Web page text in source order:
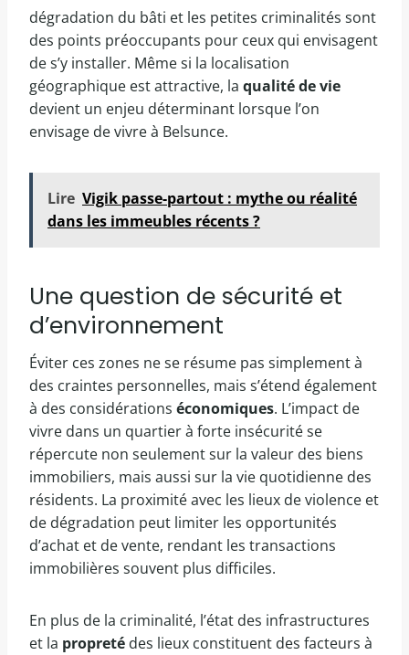
dégradation du bâti et les petites criminalités sont
des points préoccupants pour ceux qui envisagent
de s’y installer. Même si la localisation
géographique est attractive, la qualité de vie
devient un enjeu déterminant lorsque l’on
envisage de vivre à Belsunce.
Lire Vigik passe-partout : mythe ou réalité
dans les immeubles récents ?
Une question de sécurité et
d’environnement
Éviter ces zones ne se résume pas simplement à
des craintes personnelles, mais s’étend également
à des considérations économiques. L’impact de
vivre dans un quartier à forte insécurité se
répercute non seulement sur la valeur des biens
immobiliers, mais aussi sur la vie quotidienne des
résidents. La proximité avec les lieux de violence et
de dégradation peut limiter les opportunités
d’achat et de vente, rendant les transactions
immobilières souvent plus difficiles.
En plus de la criminalité, l’état des infrastructures
et la propreté des lieux constituent des facteurs à